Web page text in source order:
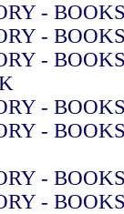
-
-
-
-
-
-
-